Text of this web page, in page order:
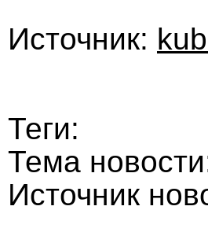
Источник:
Теги:
Тема
Источник